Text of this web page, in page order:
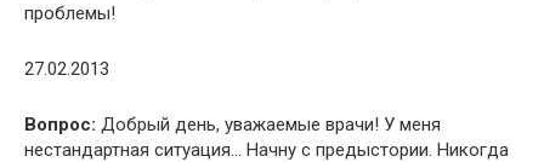
проблемы!
27.02.2013
Вопрос: Добрый день, уважаемые врачи! У меня
нестандартная ситуация… Начну с предыстории. Никогда